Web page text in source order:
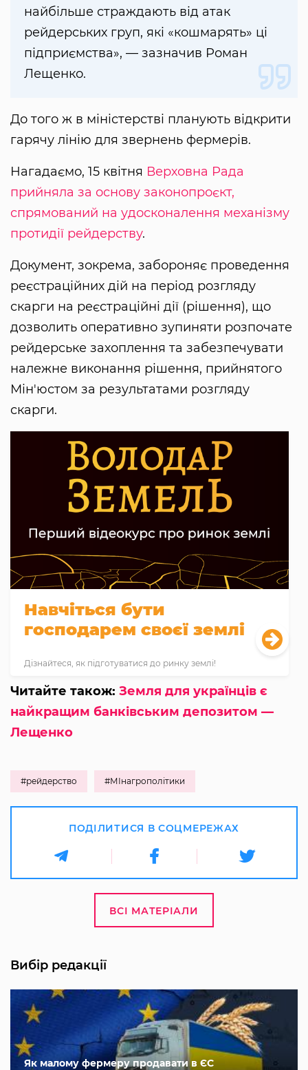
найбільше страждають від атак
рейдерських груп, які «кошмарять» ці
підприємства», — зазначив Роман
Лещенко.
До того ж в міністерстві планують відкрити
гарячу лінію для звернень фермерів.
Нагадаємо, 15 квітня Верховна Рада
прийняла за основу законопроєкт,
спрямований на удосконалення механізму
протидії рейдерству.
Документ, зокрема, забороняє проведення
реєстраційних дій на період розгляду
скарги на реєстраційні дії (рішення), що
дозволить оперативно зупиняти розпочате
рейдерське захоплення та забезпечувати
належне виконання рішення, прийнятого
Мін'юстом за результатами розгляду
скарги.
Навчіться бути
господарем своєї землі
Дізнайтеся, як підготуватися до ринку землі!
Читайте також: Земля для українців є
найкращим банківським депозитом —
Лещенко
#рейдерство #МІнагрополітики
ПОДІЛИТИСЯ В СОЦМЕРЕЖАХ
ВСІ МАТЕРІАЛИ
Вибір редакції
Як малому фермеру продавати в ЄС